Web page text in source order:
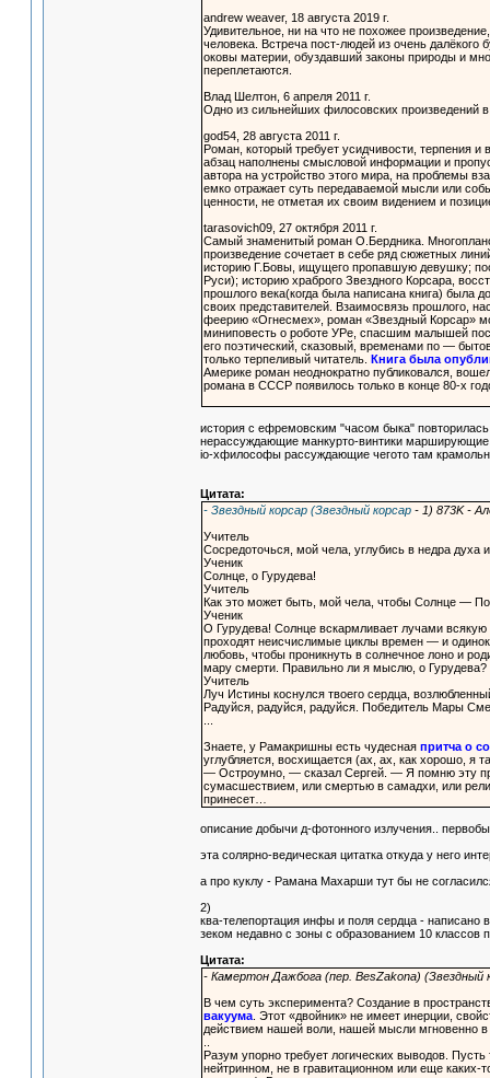
andrew weaver, 18 августа 2019 г.
Удивительное, ни на что не похожее
человека. Встреча пост-людей из очень
оковы материи, обуздавший законы природы и
переплетаются.
Влад Шелтон, 6 апреля 2011 г.
Одно из сильнейших филосовских произведений
god54, 28 августа 2011 г.
Роман, который требует усидчивости, терпения
абзац наполнены смысловой информации и
автора на устройство этого мира, на проблемы
емко отражает суть передаваемой мысли или
ценности, не отметая их своим видением и
tarasovich09, 27 октября 2011 г.
Самый знаменитый роман О.Бердника.
произведение сочетает в себе ряд сюжетных
историю Г.Бовы, ищущего пропавшую девушку;
Руси); историю храброго Звездного Корсара,
прошлого века(когда была написана книга) была
своих представителей. Взаимосвязь прошлого,
феерию «Огнесмех», роман «Звездный Корсар»
миниповесть о роботе УРе, спасшим малышей
его поэтический, сказовый, временами по —
только терпеливый читатель.
Книга была
Америке роман неоднократно публиковался,
романа в СССР появилось только в конце 80-х
история с ефремовским "часом быка"
нерассуждающие манкурто-винтики
io-хфилософы рассуждающие чегото там
Цитата:
- Звездный корсар (Звездный корсар- 1) 873K -
Учитель
Сосредоточься, мой чела, углубись в недра духа
Ученик
Солнце, о Гурудева!
Учитель
Как это может быть, мой чела, чтобы Солнце —
Ученик
О Гурудева! Солнце вскармливает лучами
проходят неисчислимые циклы времен — и
любовь, чтобы проникнуть в солнечное лоно и
мару смерти. Правильно ли я мыслю, о Гурудева?
Учитель
Луч Истины коснулся твоего сердца,
Радуйся, радуйся, радуйся. Победитель Мары
Знаете, у Рамакришны есть чудесная притча о
углубляется, восхищается (ах, ах, как хорошо, я
— Остроумно, — сказал Сергей. — Я помню эту
сумасшествием, или смертью в самадхи, или
принесет…
описание добычи д-фотонного излучения..
эта солярно-ведическая цитатка откуда у него
а про куклу - Рамана Махарши тут бы не
2)
ква-телепортация инфы и поля сердца - написано
зеком недавно с зоны с образованием 10 классов
Цитата:
- Камертон Дажбога (пер. BesZakona) (Звездный
В чем суть эксперимента? Создание в
вакуума. Этот «двойник» не имеет инерции,
действием нашей воли, нашей мысли мгновенно
Разум упорно требует логических выводов.
нейтринном, не в гравитационном или еще